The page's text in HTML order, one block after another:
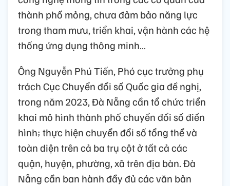
thành phố mỏng, chưa đảm bảo năng lực
trong tham mưu, triển khai, vận hành các hệ
thống ứng dụng thông minh…
Ông Nguyễn Phú Tiến, Phó cục trưởng phụ
trách Cục Chuyển đổi số Quốc gia đề nghị,
trong năm 2023, Đà Nẵng cần tổ chức triển
khai mô hình thành phố chuyển đổi số điển
hình; thực hiện chuyển đổi số tổng thể và
toàn diện trên cả ba trụ cột ở tất cả các
quận, huyện, phường, xã trên địa bàn. Đà
Nẵng cần ban hành đầy đủ các văn bản